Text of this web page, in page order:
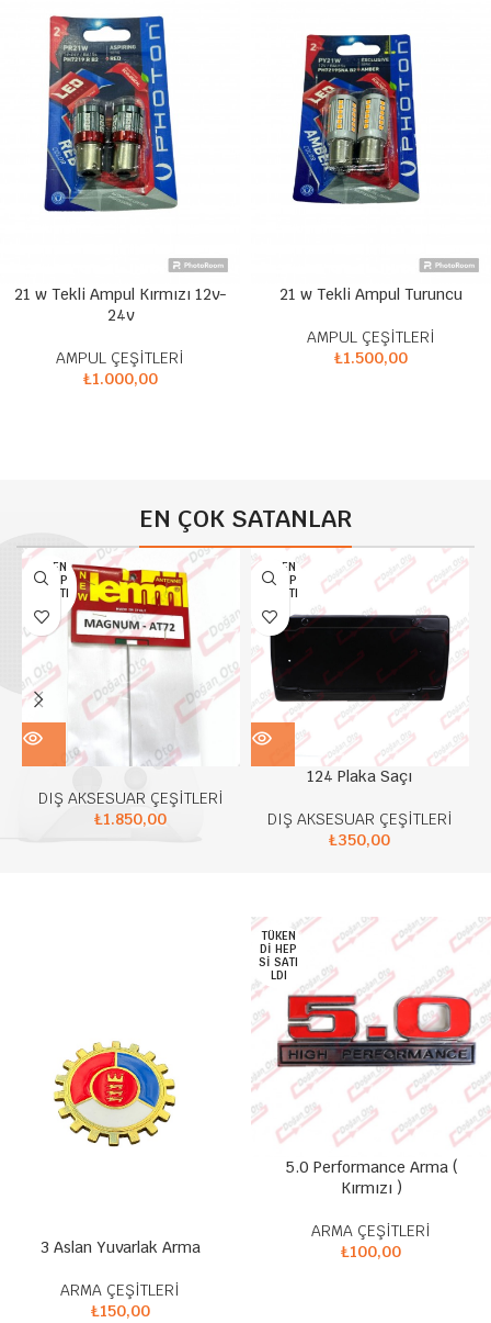
21 w Tekli Ampul Kırmızı 12v-
24v
AMPUL ÇEŞİTLERİ
₺1.000,00
21 w Tekli Ampul Turuncu
AMPUL ÇEŞİTLERİ
₺1.500,00
EN ÇOK SATANLAR
TÜKEN
DI HEP
SI SATI
DIŞ AKSESUAR ÇEŞİTLERİ
₺1.850,00
TÜKEN
DI HEP
SI SATI
124 Plaka Saçı
DIŞ AKSESUAR ÇEŞİTLERİ
₺350,00
3 Aslan Yuvarlak Arma
ARMA ÇEŞİTLERİ
₺150,00
TÜKEN
DI HEP
SI SATI
LDI
5.0 Performance Arma (
Kırmızı )
ARMA ÇEŞİTLERİ
₺100,00